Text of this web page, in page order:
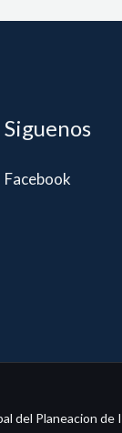
Siguenos
Facebook
del Planeacion de